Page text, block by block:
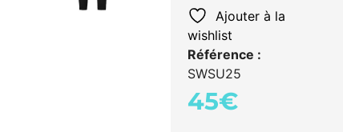
Ajouter à la
wishlist
Référence :
SWSU25
45€